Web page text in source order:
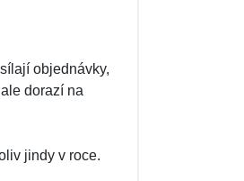
objednávky,
dorazí na
jindy v roce.